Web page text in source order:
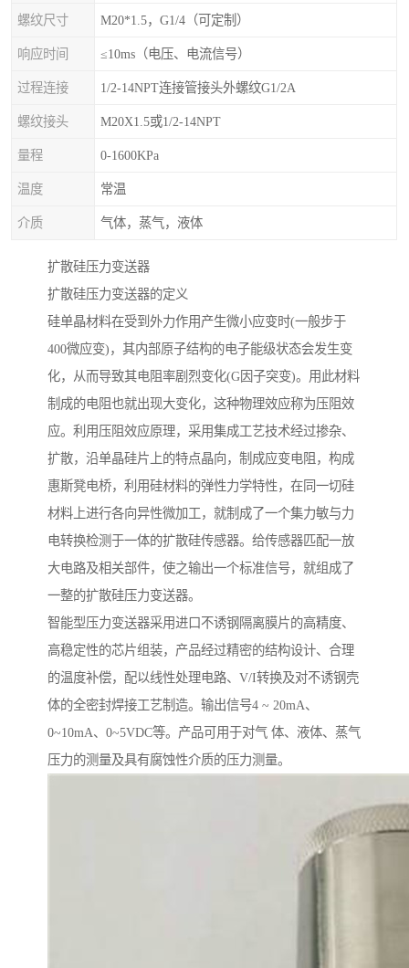
螺纹尺寸 M20*1.5，G1/4（可定制）
响应时间 ≤10ms（电压、电流信号）
过程连接 1/2-14NPT连接管接头外螺纹G1/2A
螺纹接头 M20X1.5或1/2-14NPT
量程 0-1600KPa
温度 常温
介质 气体，蒸气，液体
扩散硅压力变送器
扩散硅压力变送器的定义
硅单晶材料在受到外力作用产生微小应变时(一般步于
400微应变)，其内部原子结构的电子能级状态会发生变
化，从而导致其电阻率剧烈变化(G因子突变)。用此材料
制成的电阻也就出现大变化，这种物理效应称为压阻效
应。利用压阻效应原理，采用集成工艺技术经过掺杂、
扩散，沿单晶硅片上的特点晶向，制成应变电阻，构成
惠斯凳电桥，利用硅材料的弹性力学特性，在同一切硅
材料上进行各向异性微加工，就制成了一个集力敏与力
电转换检测于一体的扩散硅传感器。给传感器匹配一放
大电路及相关部件，使之输出一个标准信号，就组成了
一整的扩散硅压力变送器。
智能型压力变送器采用进口不诱钢隔离膜片的高精度、
高稳定性的芯片组装，产品经过精密的结构设计、合理
的温度补偿，配以线性处理电路、V/I转换及对不诱钢壳
体的全密封焊接工艺制造。输出信号4 ~ 20mA、
0~10mA、0~5VDC等。产品可用于对气 体、液体、蒸气
压力的测量及具有腐蚀性介质的压力测量。